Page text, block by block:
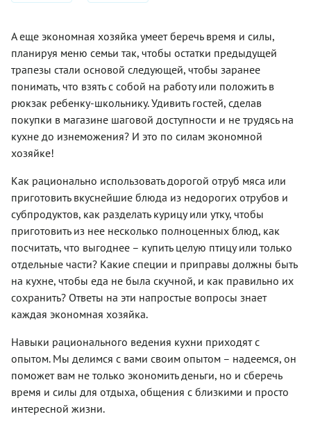
стола?
попробуем!
нежной, а
больше
ничего и
не
требуется.
Но мы не
простым
путем!
блюд для
экономных
хозяек.
сухари на
Вас ждут
пудинг,
салат, суп
и даже
божественный
десерт.
клюквой
– это
отдельный
разговор.
Вот 6
блюд,
может
приготовить
экономная
хозяйка.
– это
экономно!
Вот бы
ещё
успеть с
ним
разделаться
до того,
как на
нежных
ягодах
появляться
печальные
признаки
увядания.
Нет
невозможного,
если за
дело
берется
экономная
хозяйка!
рецептов
замечательных
блюд из
клубники.
неё
делают
джемы,
варенья,
чатни,
желе и
варят
компоты,
блюда,
кладут в
пироги.
Но вот
сырой
айву
почти не
едят.
Разве что
некоторые
её
разновидности,
скорее
исключение.
Поэтому
воспользуйтесь
плитой и
приготовьте
5 блюд,
А еще экономная хозяйка умеет беречь время и силы,
планируя меню семьи так, чтобы остатки предыдущей
трапезы стали основой следующей, чтобы заранее
понимать, что взять с собой на работу или положить в
рюкзак ребенку-школьнику. Удивить гостей, сделав
покупки в магазине шаговой доступности и не трудясь на
кухне до изнеможения? И это по силам экономной
хозяйке!
Как рационально использовать дорогой отруб мяса или
приготовить вкуснейшие блюда из недорогих отрубов и
субпродуктов, как разделать курицу или утку, чтобы
приготовить из нее несколько полноценных блюд, как
посчитать, что выгоднее – купить целую птицу или только
отдельные части? Какие специи и приправы должны быть
на кухне, чтобы еда не была скучной, и как правильно их
сохранить? Ответы на эти напростые вопросы знает
каждая экономная хозяйка.
Навыки рационального ведения кухни приходят с
опытом. Мы делимся с вами своим опытом – надеемся, он
поможет вам не только экономить деньги, но и сберечь
время и силы для отдыха, общения с близкими и просто
интересной жизни.